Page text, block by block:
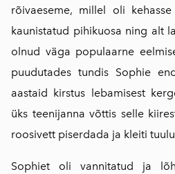
rõivaeseme, millel oli
kaunistatud pihikuosa ning alt
olnud väga populaarne
puudutades tundis Sophie
aastaid kirstus lebamisest
üks teenijanna võttis selle
roosivett piserdada ja kleiti
Sophiet oli vannitatud ja